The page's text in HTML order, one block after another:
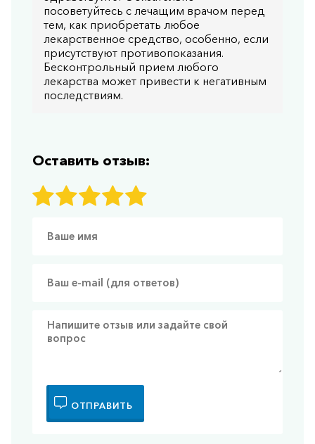
посоветуйтесь с лечащим врачом перед
тем, как приобретать любое
лекарственное средство, особенно, если
присутствуют противопоказания.
Бесконтрольный прием любого
лекарства может привести к негативным
последствиям.
Оставить отзыв:
ОТПРАВИТЬ